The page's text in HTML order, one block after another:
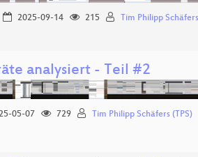
2025-09-14 215 Tim Philipp
analysiert - Teil #2
05-07 729 Tim Philipp Schäfers (TPS)